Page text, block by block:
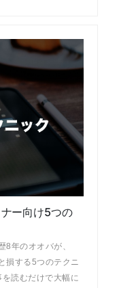
ー向け5つの
8年のオオバが、
損する5つのテクニ
読むだけで大幅に